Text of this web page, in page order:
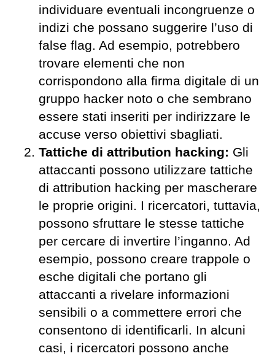
individuare eventuali incongruenze o
indizi che possano suggerire l’uso di
false flag. Ad esempio, potrebbero
trovare elementi che non
corrispondono alla firma digitale di un
gruppo hacker noto o che sembrano
essere stati inseriti per indirizzare le
accuse verso obiettivi sbagliati.
Tattiche di attribution hacking: Gli
attaccanti possono utilizzare tattiche
di attribution hacking per mascherare
le proprie origini. I ricercatori, tuttavia,
possono sfruttare le stesse tattiche
per cercare di invertire l’inganno. Ad
esempio, possono creare trappole o
esche digitali che portano gli
attaccanti a rivelare informazioni
sensibili o a commettere errori che
consentono di identificarli. In alcuni
casi, i ricercatori possono anche